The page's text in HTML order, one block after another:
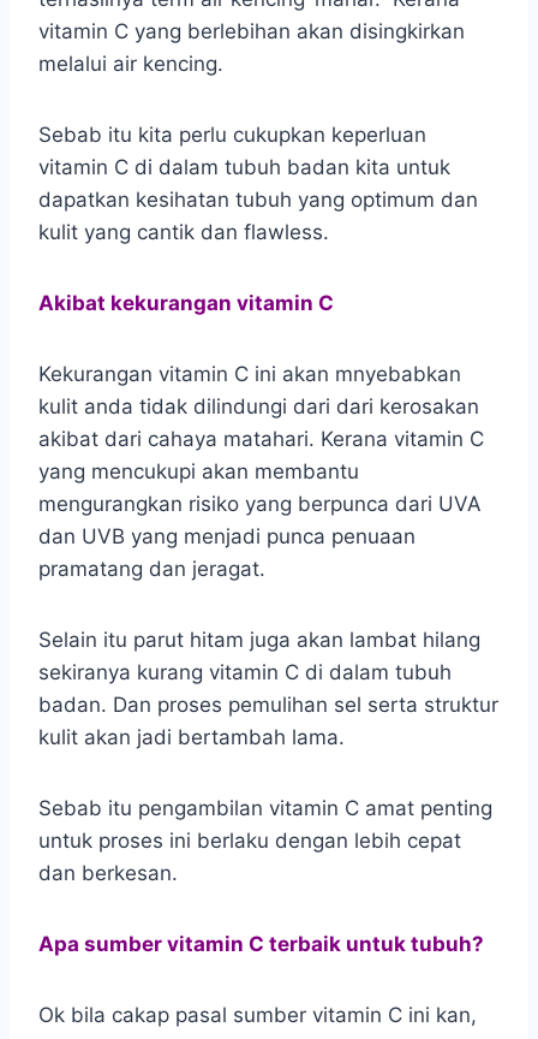
vitamin C yang berlebihan akan disingkirkan
melalui air kencing.
Sebab itu kita perlu cukupkan keperluan
vitamin C di dalam tubuh badan kita untuk
dapatkan kesihatan tubuh yang optimum dan
kulit yang cantik dan flawless.
Akibat kekurangan vitamin C
Kekurangan vitamin C ini akan mnyebabkan
kulit anda tidak dilindungi dari dari kerosakan
akibat dari cahaya matahari. Kerana vitamin C
yang mencukupi akan membantu
mengurangkan risiko yang berpunca dari UVA
dan UVB yang menjadi punca penuaan
pramatang dan jeragat.
Selain itu parut hitam juga akan lambat hilang
sekiranya kurang vitamin C di dalam tubuh
badan. Dan proses pemulihan sel serta struktur
kulit akan jadi bertambah lama.
Sebab itu pengambilan vitamin C amat penting
untuk proses ini berlaku dengan lebih cepat
dan berkesan.
Apa sumber vitamin C terbaik untuk tubuh?
Ok bila cakap pasal sumber vitamin C ini kan,